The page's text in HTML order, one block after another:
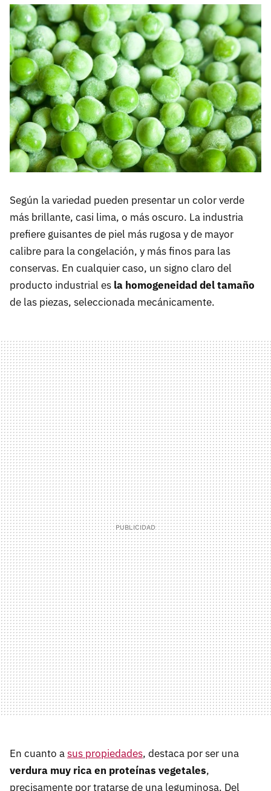
Según la variedad pueden presentar un color verde
más brillante, casi lima, o más oscuro. La industria
prefiere guisantes de piel más rugosa y de mayor
calibre para la congelación, y más finos para las
conservas. En cualquier caso, un signo claro del
producto industrial es la homogeneidad del tamaño
de las piezas, seleccionada mecánicamente.
En cuanto asus propiedades, destaca por ser una
verdura muy rica en proteínas vegetales,
precisamente por tratarse de una leguminosa. Del